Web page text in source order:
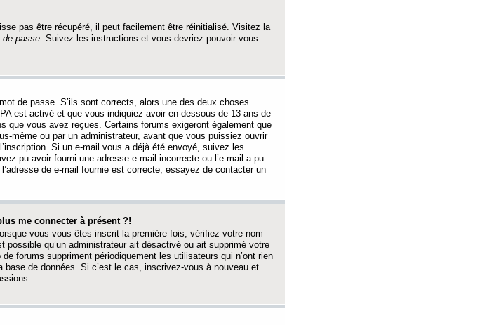
pas être récupéré, il peut facilement être réinitialisé. Visitez la
de passe. Suivez les instructions et vous devriez pouvoir vous
de passe. S’ils sont corrects, alors une des deux choses
est activé et que vous indiquiez avoir en-dessous de 13 ans de
que vous avez reçues. Certains forums exigeront également que
même ou par un administrateur, avant que vous puissiez ouvrir
Si un e-mail vous a déjà été envoyé, suivez les
pu avoir fourni une adresse e-mail incorrecte ou l’e-mail a pu
de e-mail fournie est correcte, essayez de contacter un
me connecter à présent ?!
vous vous êtes inscrit la première fois, vérifiez votre nom
qu’un administrateur ait désactivé ou ait supprimé votre
forums suppriment périodiquement les utilisateurs qui n’ont rien
de données. Si c’est le cas, inscrivez-vous à nouveau et